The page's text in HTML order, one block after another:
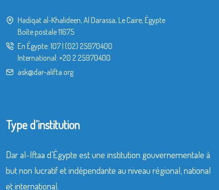
Hadiqat al-Khalideen, Al Darassa, Le Caire, Égypte
Boîte postale 11675
En Égypte: 107| (02) 25970400
International: +20 2 25970400
ask@dar-alifta.org
Type d’institution
Dar al-Iftaa d’Égypte est une institution gouvernementale à
but non lucratif et indépendante au niveau régional, national
et international.